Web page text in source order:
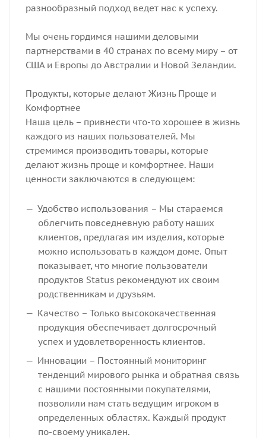
разнообразный подход ведет нас к успеху.
Мы очень гордимся нашими деловыми
партнерствами в 40 странах по всему миру – от
США и Европы до Австралии и Новой Зеландии.
Продукты, которые делают Жизнь Проще и
Комфортнее
Наша цель – привнести что-то хорошее в жизнь
каждого из наших пользователей. Мы
стремимся производить товары, которые
делают жизнь проще и комфортнее. Наши
ценности заключаются в следующем:
Удобство использования – Мы стараемся
облегчить повседневную работу наших
клиентов, предлагая им изделия, которые
можно использовать в каждом доме. Опыт
показывает, что многие пользователи
продуктов Status рекомендуют их своим
родственникам и друзьям.
Качество – Только высококачественная
продукция обеспечивает долгосрочный
успех и удовлетворенность клиентов.
Инновации – Постоянный мониторинг
тенденций мирового рынка и обратная связь
с нашими постоянными покупателями,
позволили нам стать ведущим игроком в
определенных областях. Каждый продукт
по-своему уникален.